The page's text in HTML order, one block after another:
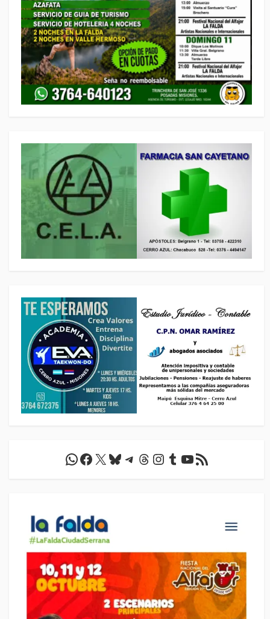
WhatsApp
Facebook
X Bluesky
Telegram
Threads
Instagram
Tumblr
YouTube
Feed RSS